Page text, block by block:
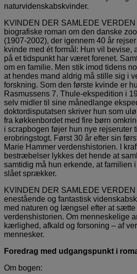
naturvidenskabskvinder.
KVINDEN DER SAMLEDE
biografiske roman om den danske
(1907-2002), der igennem 40 år
kvinde med ét formål: Hun vil bevise,
på et tidspunkt har været forenet.
om en familie. Men stik imod tidens
at hendes mand aldrig må stille sig i
forskning. Som den første kvinde er
Rasmussens 7. Thule-ekspedition i
selv midler til sine månedlange
doktordisputatsen skriver hun som
fra køkkenbordet med fire børn
i scrapbogen føjer hun nye rejseruter
erobringstogt. Først 30 år efter sin
Marie Hammer verdenshistorien. I
bestræbelser lykkes det hende at
samtidig må hun erkende, at familien
slået sprækker.
KVINDEN DER SAMLEDE
enestående og fantastisk
med naturen og længsel efter at sætte
verdenshistorien. Om menneskelige
kærlighed, afkald og forsoning – af
mennesker.
Foredrag med udgangspunkt i
Om bogen: